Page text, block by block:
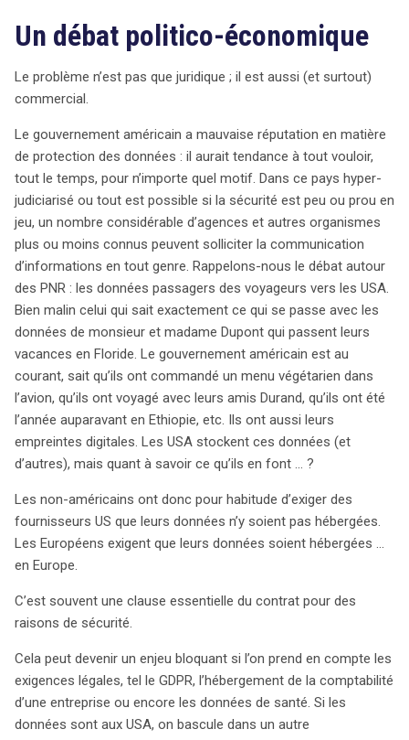
Un débat politico-économique
Le problème n’est pas que juridique ; il est aussi (et surtout)
commercial.
Le gouvernement américain a mauvaise réputation en matière
de protection des données : il aurait tendance à tout vouloir,
tout le temps, pour n’importe quel motif. Dans ce pays hyper-
judiciarisé ou tout est possible si la sécurité est peu ou prou en
jeu, un nombre considérable d’agences et autres organismes
plus ou moins connus peuvent solliciter la communication
d’informations en tout genre. Rappelons-nous le débat autour
des PNR : les données passagers des voyageurs vers les USA.
Bien malin celui qui sait exactement ce qui se passe avec les
données de monsieur et madame Dupont qui passent leurs
vacances en Floride. Le gouvernement américain est au
courant, sait qu’ils ont commandé un menu végétarien dans
l’avion, qu’ils ont voyagé avec leurs amis Durand, qu’ils ont été
l’année auparavant en Ethiopie, etc. Ils ont aussi leurs
empreintes digitales. Les USA stockent ces données (et
d’autres), mais quant à savoir ce qu’ils en font … ?
Les non-américains ont donc pour habitude d’exiger des
fournisseurs US que leurs données n’y soient pas hébergées.
Les Européens exigent que leurs données soient hébergées …
en Europe.
C’est souvent une clause essentielle du contrat pour des
raisons de sécurité.
Cela peut devenir un enjeu bloquant si l’on prend en compte les
exigences légales, tel le GDPR, l’hébergement de la comptabilité
d’une entreprise ou encore les données de santé. Si les
données sont aux USA, on bascule dans un autre